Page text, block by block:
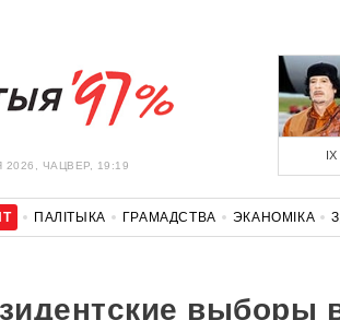
ЧАЦВЕР, 19:19
ПАЛІТЫКА ГРАМАДСТВА ЭКАНОМІКА
выборы